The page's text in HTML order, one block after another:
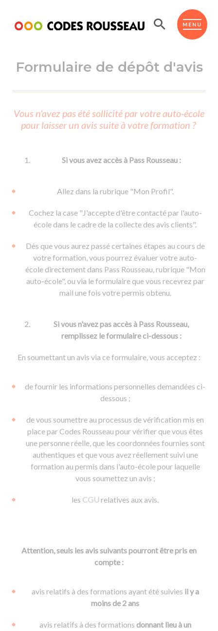
MENU
ESPACE ÉLÈVE
Code de la route
Passer l'ASSR
Réviser le code
Passer l'ETM
Permis voiture
Permis remorque
Permis & handicap
d'apprentissage
De la conduite en voiture
De la conduite à moto
Voir tous les supports
Formations pro.
Permis poids lourd
Formation FCO
Formation CACES
Devenir enseignant de la conduite
Ressources
Formulaire de dépôt d'avis
Vous n'avez pas été sollicité par votre auto-école
pour laisser un avis suite à votre formation ?
Si vous avez accès à Pass Rousseau :
Allez dans la rubrique "Mon Profil".
Cochez la case "J'accepte d'être contacté par l'auto-
école dans le cadre de la collecte des avis clients".
Dès que vous aurez passé certaines étapes au cours de
votre formation, vous pourrez évaluer votre auto-
école directement dans Pass Rousseau, rubrique "Mon
auto-école", ou via le formulaire que vous recevrez par
mail une fois votre permis obtenu.
Si vous n'avez pas accès à Pass Rousseau,
remplissez le formulaire ci-dessous :
En soumettant un avis via ce formulaire, vous acceptez :
de fournir les informations personnelles demandées ci-
dessous ;
de vous soumettre au processus de vérification mis en
place par Codes Rousseau pour vérifier que vous êtes
une personne réelle, que les coordonnées fournies sont
authentiques et que vous avez réellement suivi une
formation au permis dans l'auto-école pour laquelle
vous soumettez un avis ;
les CGUrelatives aux avis.
Attention, seuls les avis suivants pourront être pris en
compte :
avis relatifs à des formations ayant été suivies il y a
moins de 2 ans
avis relatifs à des formations donnant lieu à un